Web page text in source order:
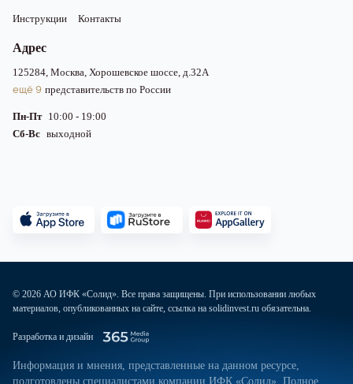
Инструкции Контакты
Адрес
125284, Москва, Хорошевское шоссе, д.32А
ещё 9 представительств по России
Пн-Пт 10:00 - 19:00
Сб-Вс выходной
© 2026 АО ИФК «Солид». Все права защищены. При использовании любых
материалов, опубликованных на сайте, ссылка на solidinvest.ru обязательна.
Разработка и дизайн
Информация и мнения, представленные на данном ресурсе,
подготовлены специалистами компании ИФК «Солид». Полное